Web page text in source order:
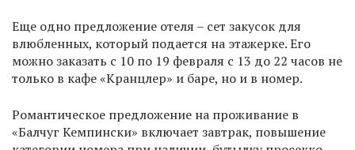
Еще одно предложение отеля – сет закусок для
влюбленных, который подается на этажерке. Его
можно заказать с 10 по 19 февраля с 13 до 22 часов не
только в кафе «Кранцлер» и баре, но и в номер.
Романтическое предложение на проживание в
«Балчуг Кемпински» включает завтрак, повышение